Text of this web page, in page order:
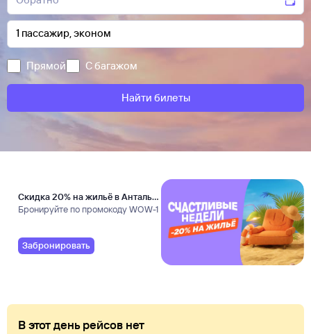
Прямой С багажом
Найти билеты
Скидка 20% на жильё в Анталье
и Даламане
Бронируйте по промокоду WOW-1
Забронировать
В этот день рейсов нет